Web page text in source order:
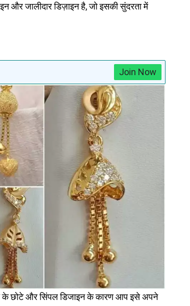
और जालीदार डिज़ाइन है, जो इसकी सुंदरता में
Join Now
के छोटे और सिंपल डिजाइन के कारण आप इसे अपने